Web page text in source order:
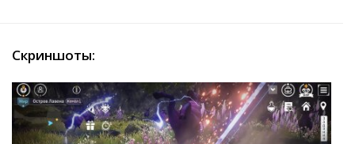
Скриншоты: